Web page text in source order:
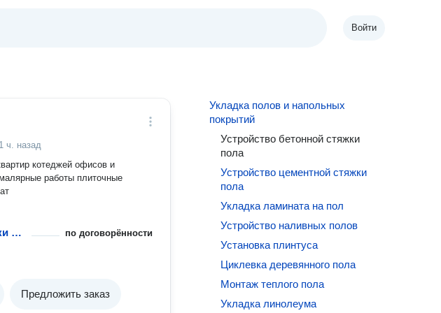
Войти
1 ч. назад
котеджей офисов и
работы плиточные
Устройство бетонной стяжки пола по договорённости
Предложить заказ
Укладка полов и напольных
покрытий
Устройство бетонной стяжки
пола
Устройство цементной стяжки
пола
Укладка ламината на пол
Устройство наливных полов
Установка плинтуса
Циклевка деревянного пола
Монтаж теплого пола
Укладка линолеума